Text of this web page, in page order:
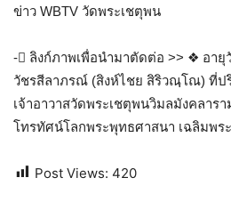
ข่าว WBTV วัดพระเชตุพน
- ลิงก์ภาพเพื่อนำมาตัดต่อ >> ❖ อายุ
วัชรสีลาภรณ์ (สิงห์ไชย สิริวณฺโณ) ที่ป
เจ้าอาวาสวัดพระเชตุพนวิมลมังคลาร
โทรทัศน์โลกพระพุทธศาสนา เฉลิมพร
Post Views: 420